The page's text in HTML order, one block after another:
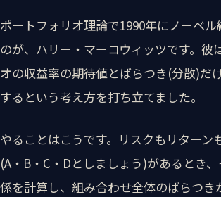
ポートフォリオ理論で1990年にノーベ
のが、ハリー・マーコウィッツです。彼
オの収益率の期待値とばらつき(分散)だ
するという考え方を打ち立てました。
やることはこうです。リスクもリターン
(A・B・C・Dとしましょう)があるとき
係を計算し、組み合わせ全体のばらつき